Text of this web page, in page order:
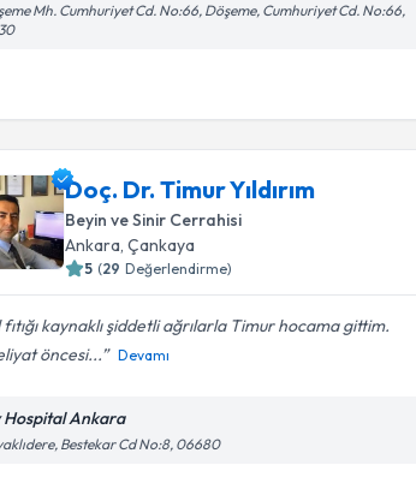
Mh. Cumhuriyet Cd. No:66, Döşeme, Cumhuriyet Cd. No:66,
Doç. Dr. Timur Yıldırım
Beyin ve Sinir Cerrahisi
Ankara ,Çankaya
5 (29 Değerlendirme)
fıtığı kaynaklı şiddetli ağrılarla Timur hocama gittim.
öncesi...
Devamı
Hospital Ankara
Bestekar Cd No:8, 06680